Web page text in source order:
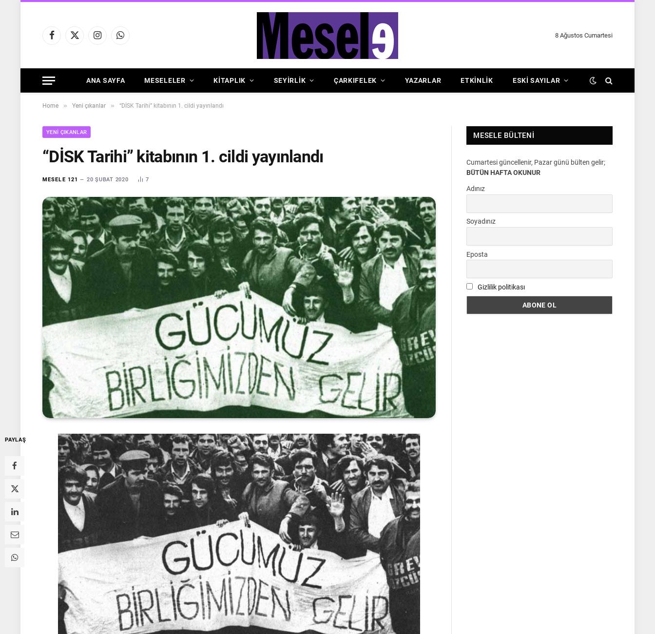
Facebook
X
InstagramWhatsApp
8 Ağustos Cumartesi
ANA SAYFA MESELELER KİTAPLIK SEYİRLİK ÇARKIFELEK YAZARLAR ETKINLIK ESKI SAYILAR
Home » Yeni çıkanlar » “DİSK Tarihi” kitabının 1. cildi yayınlandı
YENI ÇIKANLAR
“DİSK Tarihi” kitabının 1. cildi yayınlandı
MESELE 121 20 ŞUBAT 2020 7
PAYLAŞ
MESELE BÜLTENI
Cumartesi güncellenir, Pazar günü bülten gelir;
BÜTÜN HAFTA OKUNUR
Adınız
Soyadınız
Eposta
Gizlilik politikası